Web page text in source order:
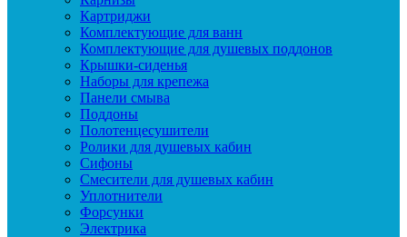
Картриджи
Комплектующие для ванн
Комплектующие для душевых поддонов
Крышки-сиденья
Наборы для крепежа
Панели смыва
Поддоны
Полотенцесушители
Ролики для душевых кабин
Сифоны
Смесители для душевых кабин
Уплотнители
Форсунки
Электрика